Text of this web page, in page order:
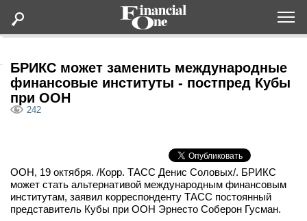
Статьи
Lifestyle
Мероприятия
БРИКС может заменить международные
финансовые институты - постпред Кубы
при ООН
242
ООН, 19 октября. /Корр. ТАСС Денис Соловых/. БРИКС
может стать альтернативой международным финансовым
институтам, заявил корреспонденту ТАСС постоянный
представитель Кубы при ООН Эрнесто Соберон Гусман.